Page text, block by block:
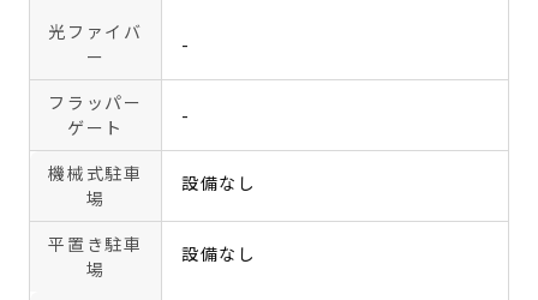
光ファイバ
ー
-
フラッパー
ゲート
-
機械式駐車
場
設備なし
平置き駐車
場
設備なし